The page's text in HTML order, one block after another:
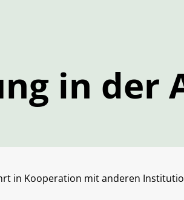
in der
in Kooperation mit anderen